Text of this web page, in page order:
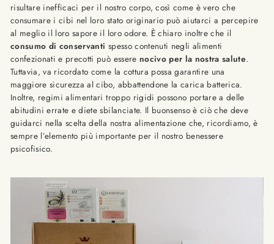
risultare inefficaci per il nostro corpo, così come è vero che
consumare i cibi nel loro stato originario può aiutarci a percepire
al meglio il loro sapore il loro odore. È chiaro inoltre che il
consumo di conservanti spesso contenuti negli alimenti
confezionati e precotti può essere nocivo per la nostra salute.
Tuttavia, va ricordato come la cottura possa garantire una
maggiore sicurezza al cibo, abbattendone la carica batterica.
Inoltre, regimi alimentari troppo rigidi possono portare a delle
abitudini errate e diete sbilanciate. Il buonsenso è ciò che deve
guidarci nella scelta della nostra alimentazione che, ricordiamo, è
sempre l’elemento più importante per il nostro benessere
psicofisico.